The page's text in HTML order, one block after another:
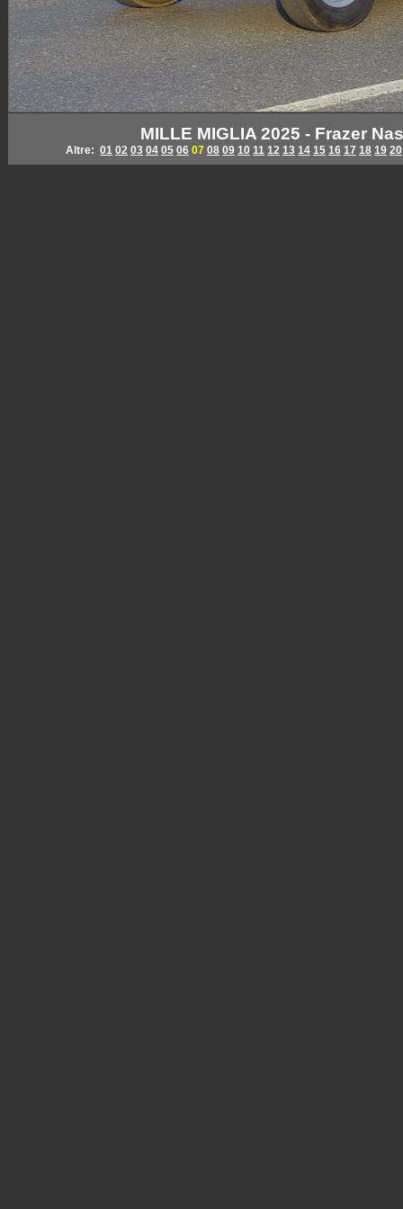
MILLE MIGLIA 2025 - Frazer
Altre: 01 02 03 04 05 06 07 08 09 10 11 12 13 14 15 16 17 18 19 20